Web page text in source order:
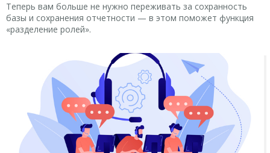
Теперь вам больше не нужно переживать за сохранность
базы и сохранения отчетности — в этом поможет функция
«разделение ролей».